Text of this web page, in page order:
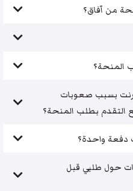
من آفاق؟
المنحة؟
بسبب صعوبات
التقدم بطلب المنحة؟
دفعة واحدة؟
حول طلبي قبل